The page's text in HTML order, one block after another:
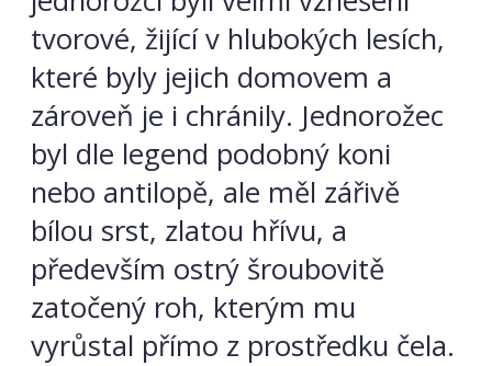
tvorové, žijící v hlubokých lesích,
které byly jejich domovem a
zároveň je i chránily. Jednorožec
byl dle legend podobný koni
nebo antilopě, ale měl zářivě
bílou srst, zlatou hřívu, a
především ostrý šroubovitě
zatočený roh, kterým mu
vyrůstal přímo z prostředku čela.